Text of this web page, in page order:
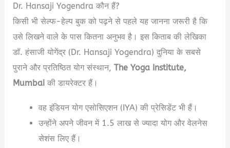
Dr. Hansaji Yogendra कौन हैं?
किसी भी सेल्फ-हेल्प बुक को पढ़ने से पहले यह जानना जरूरी है कि
उसे लिखने वाले के पास कितना अनुभव है। इस किताब की लेखिका
डॉ. हंसाजी योगेंद्र (Dr. Hansaji Yogendra) दुनिया के सबसे
पुराने और प्रतिष्ठित योग संस्थान,The Yoga Institute,
Mumbai की डायरेक्टर हैं।
वह इंडियन योग एसोसिएशन (IYA) की प्रेसिडेंट भी हैं।
उन्होंने अपने जीवन में 1.5 लाख से ज्यादा योग और वेलनेस
सेशंस लिए हैं।